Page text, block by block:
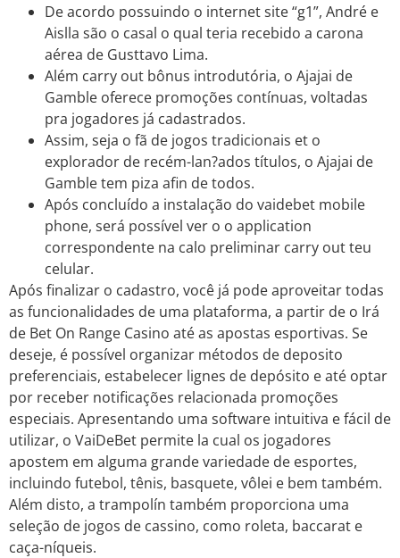
De acordo possuindo o internet site “g1”, André e
Aislla são o casal o qual teria recebido a carona
aérea de Gusttavo Lima.
Além carry out bônus introdutória, o Ajajai de
Gamble oferece promoções contínuas, voltadas
pra jogadores já cadastrados.
Assim, seja o fã de jogos tradicionais et o
explorador de recém-lan?ados títulos, o Ajajai de
Gamble tem piza afin de todos.
Após concluído a instalação do vaidebet mobile
phone, será possível ver o o application
correspondente na calo preliminar carry out teu
celular.
Após finalizar o cadastro, você já pode aproveitar todas
as funcionalidades de uma plataforma, a partir de o Irá
de Bet On Range Casino até as apostas esportivas. Se
deseje, é possível organizar métodos de deposito
preferenciais, estabelecer lignes de depósito e até optar
por receber notificações relacionada promoções
especiais. Apresentando uma software intuitiva e fácil de
utilizar, o VaiDeBet permite la cual os jogadores
apostem em alguma grande variedade de esportes,
incluindo futebol, tênis, basquete, vôlei e bem também.
Além disto, a trampolín também proporciona uma
seleção de jogos de cassino, como roleta, baccarat e
caça-níqueis.